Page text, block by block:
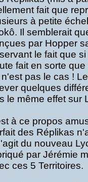
fait que
à petite
Il semblerait
par Hopper
le fait que
fait en sorte
pas le cas !
quelques
le même effet sur
à ce propos
des Réplikas
du nouveau
par Jérémie
ces 5 Territoires.